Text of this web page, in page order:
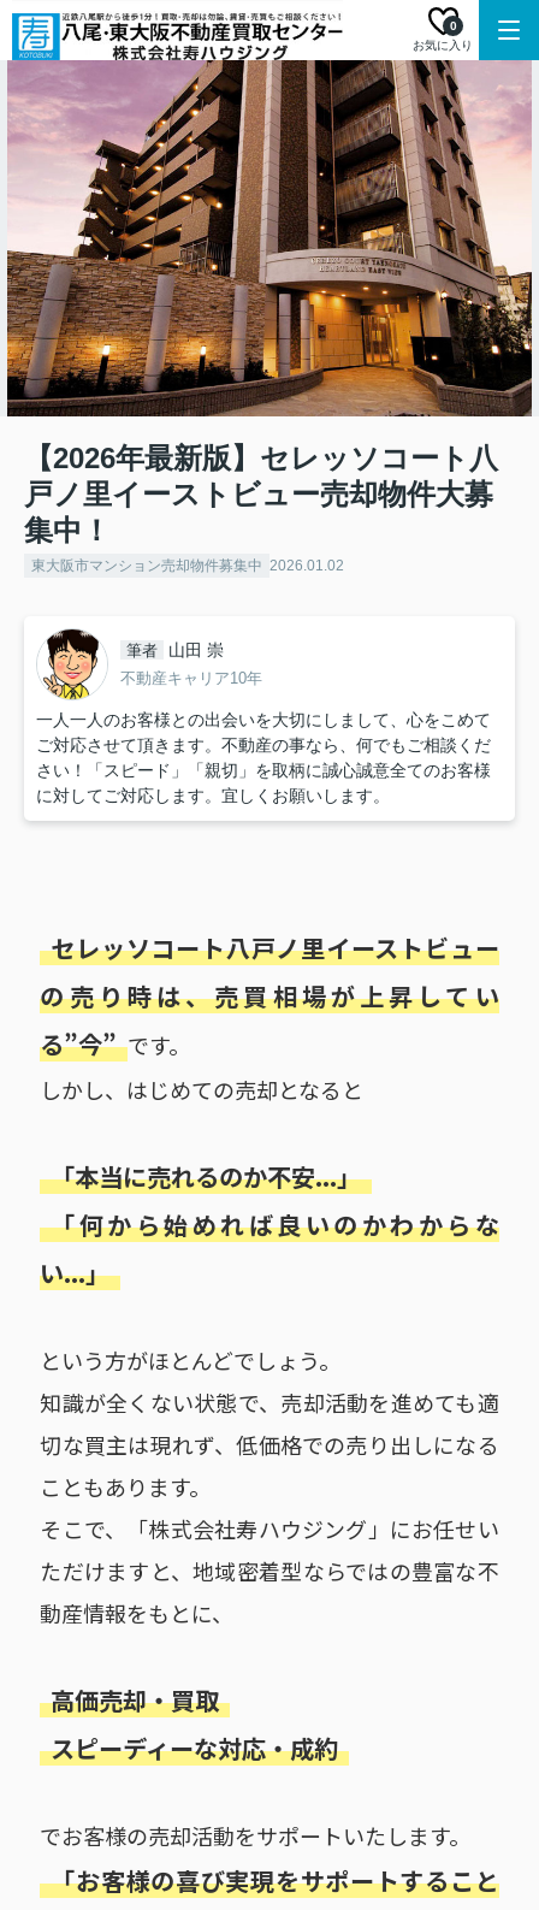
お気に入り
0
【2026年最新版】セレッソコート八
戸ノ里イーストビュー売却物件大募
集中！
東大阪市マンション売却物件募集中 2026.01.02
筆者 山田 崇
不動産キャリア10年
一人一人のお客様との出会いを大切にしまして、心をこめて
ご対応させて頂きます。不動産の事なら、何でもご相談くだ
さい！「スピード」「親切」を取柄に誠心誠意全てのお客様
に対してご対応します。宜しくお願いします。
セレッソコート八戸ノ里イーストビュー
の売り時は、売買相場が上昇してい
る”今” です。
しかし、はじめての売却となると
「本当に売れるのか不安...」
「何から始めれば良いのかわからな
い...」
という方がほとんどでしょう。
知識が全くない状態で、売却活動を進めても適
切な買主は現れず、低価格での売り出しになる
こともあります。
そこで、「株式会社寿ハウジング」にお任せい
ただけますと、地域密着型ならではの豊富な不
動産情報をもとに、
高価売却・買取
スピーディーな対応・成約
でお客様の売却活動をサポートいたします。
「お客様の喜び実現をサポートすること